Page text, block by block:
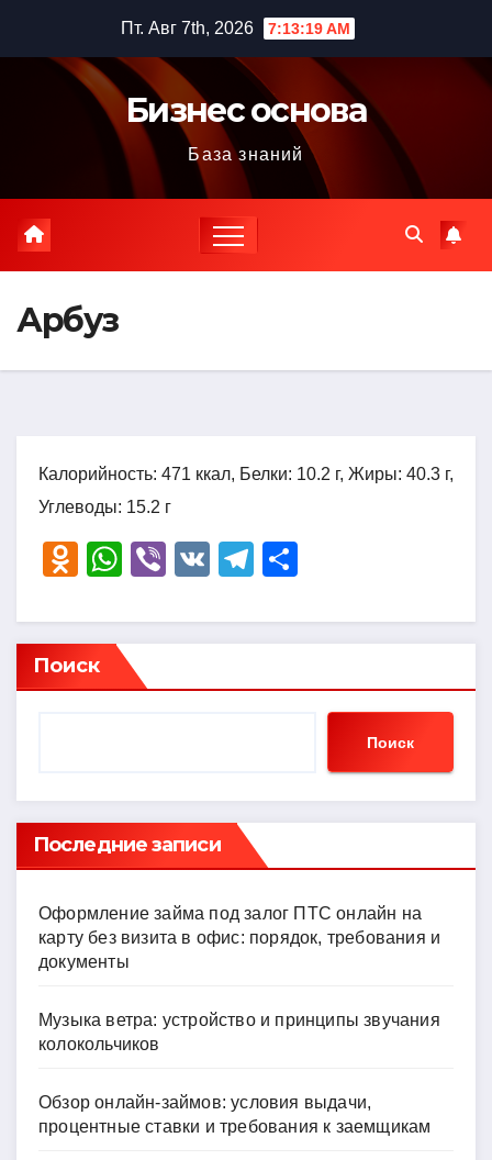
содержимому
Пт. Авг 7th, 2026 7:13:20 AM
Бизнес основа
База знаний
Арбуз
Калорийность: 471 ккал, Белки: 10.2 г, Жиры: 40.3 г,
Углеводы: 15.2 г
O
n
o
kl
ni
ki
W
at
s
A
Vi
er
V
T
e
a
р
в
ть
Поиск
Поиск
Последние записи
Оформление займа под залог ПТС онлайн на
карту без визита в офис: порядок, требования и
документы
Музыка ветра: устройство и принципы звучания
колокольчиков
Обзор онлайн-займов: условия выдачи,
процентные ставки и требования к заемщикам